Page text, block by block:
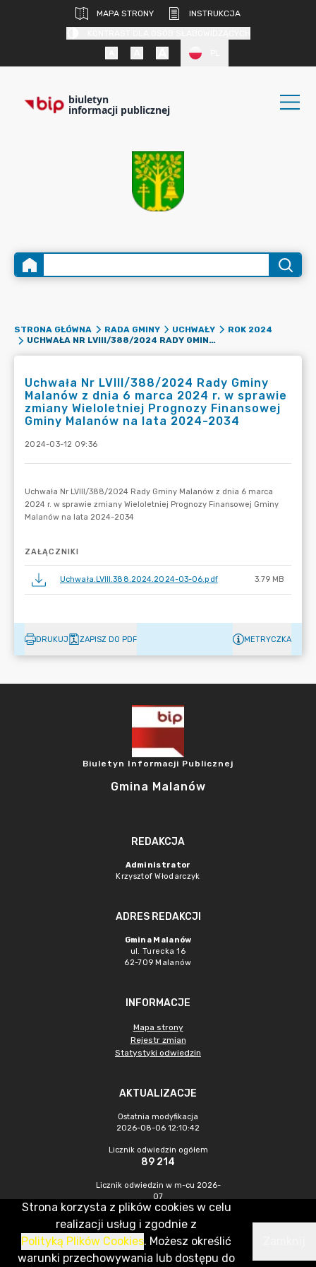
MAPA STRONY
INSTRUKCJA
biuletyn
informacji publicznej
STRONA GŁÓWNA RADA GMINY UCHWAŁY
ROK 2024
UCHWAŁA NR LVIII/388/2024 RADY GMINY MALANÓW Z DNIA 6 MARCA 2024 R. W SPRAWIE ZMIANY WIELOLETNIEJ PROGNOZY FINANSOWEJ GMINY MALANÓW NA LATA 2024-2034
Uchwała Nr LVIII/388/2024 Rady Gminy
Malanów z dnia 6 marca 2024 r. w sprawie
zmiany Wieloletniej Prognozy Finansowej
Gminy Malanów na lata 2024-2034
2024-03-12 09:36
ZAŁĄCZNIKI
Uchwała.LVIII.388.2024.2024-03-06.pdf 3.79 MB
DRUKUJ ZAPISZ DO PDF METRYCZKA
Biuletyn Informacji Publicznej
Gmina Malanów
REDAKCJA
Administrator
Krzysztof Włodarczyk
ADRES REDAKCJI
Gmina Malanów
ul. Turecka 16
62-709 Malanów
INFORMACJE
Mapa strony
Rejestr zmian
Statystyki odwiedzin
AKTUALIZACJE
Ostatnia modyfikacja
2026-08-06 12:10:42
Licznik odwiedzin ogółem
89 214
Licznik odwiedzin w m-cu 2026-
07
435
CMS & Hosting: Nefeni Sp. z o.o.
Strona korzysta z plików cookies w celu
realizacji usług i zgodnie z
Polityką Plików Cookies. Możesz określić
warunki przechowywania lub dostępu do